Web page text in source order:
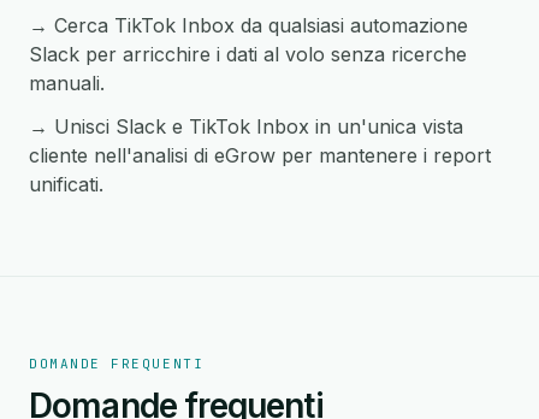
→ Cerca TikTok Inbox da qualsiasi automazione
Slack per arricchire i dati al volo senza ricerche
manuali.
→ Unisci Slack e TikTok Inbox in un'unica vista
cliente nell'analisi di eGrow per mantenere i report
unificati.
DOMANDE FREQUENTI
Domande frequenti